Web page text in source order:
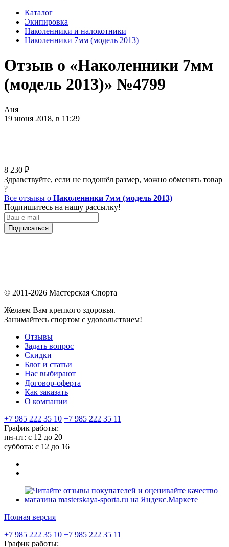
Каталог
Экипировка
Наколенники и налокотники
Наколенники 7мм (модель 2013)
Отзыв о «Наколенники 7мм
(модель 2013)» №4799
Аня
19 июня 2018, в 11:29
8 230 ₽
Здравствуйте, если не подошёл размер, можно обменять товар
?
Все отзывы о Наколенники 7мм (модель 2013)
Подпишитесь на нашу рассылку!
Подписаться
© 2011-2026 Мастерская Спорта
Желаем Вам крепкого здоровья.
Занимайтесь спортом с удовольствием!
Отзывы
Задать вопрос
Скидки
Блог и статьи
Нас выбирают
Договор-оферта
Как заказать
О компании
+7 985 222 35 10 +7 985 222 35 11
График работы:
пн-пт: с 12 до 20
суббота: c 12 до 16
Полная версия
+7 985 222 35 10 +7 985 222 35 11
График работы: